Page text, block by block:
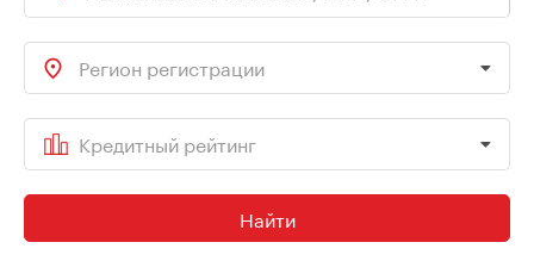
Регион регистрации
Кредитный рейтинг
Найти